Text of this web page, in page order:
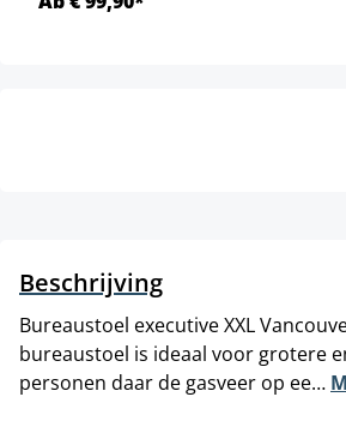
Beschrijving
Bureaustoel executive XXL
bureaustoel is ideaal voor grotere
personen daar de gasveer op ee…